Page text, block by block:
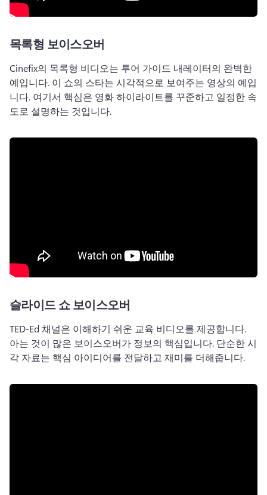
목록형 보이스오버
Cinefix의 목록형 비디오는 투어 가이드 내레이터의 완벽한
예입니다. 이 쇼의 스타는 시각적으로 보여주는 영상의 예입
니다. 여기서 핵심은 영화 하이라이트를 꾸준하고 일정한 속
도로 설명하는 것입니다.
슬라이드 쇼 보이스오버
아는 것이 많은 보이스오버가 정보의 핵심입니다. 단순한 시
각 자료는 핵심 아이디어를 전달하고 재미를 더해줍니다.